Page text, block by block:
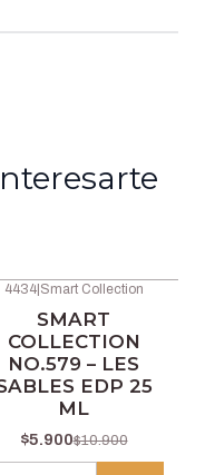
4434| Smart Collection
SMART
COLLECTION
NO.579 – LES
EDP 25
ML
$5.900$10.900